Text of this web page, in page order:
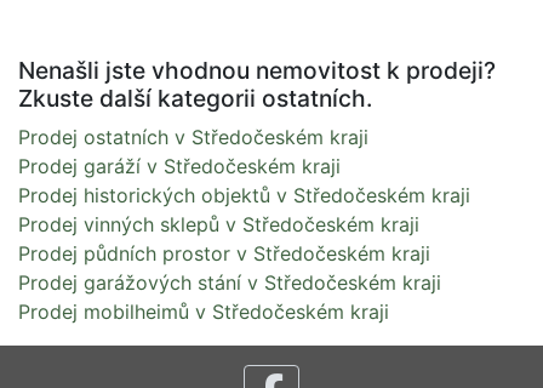
Nenašli jste vhodnou nemovitost k prodeji?
Zkuste další kategorii ostatních.
Prodej ostatních v Středočeském kraji
Prodej garáží v Středočeském kraji
Prodej historických objektů v Středočeském kraji
Prodej vinných sklepů v Středočeském kraji
Prodej půdních prostor v Středočeském kraji
Prodej garážových stání v Středočeském kraji
Prodej mobilheimů v Středočeském kraji